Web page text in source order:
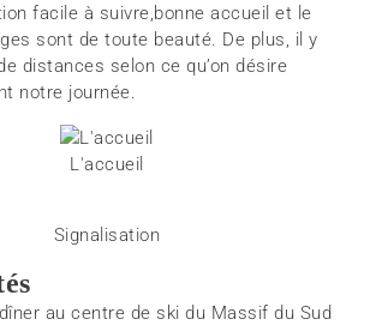
facile à suivre,bonne accueil et le
sont de toute beauté. De plus, il y
distances selon ce qu’on désire
notre journée.
L'accueil
Signalisation
au centre de ski du Massif du Sud